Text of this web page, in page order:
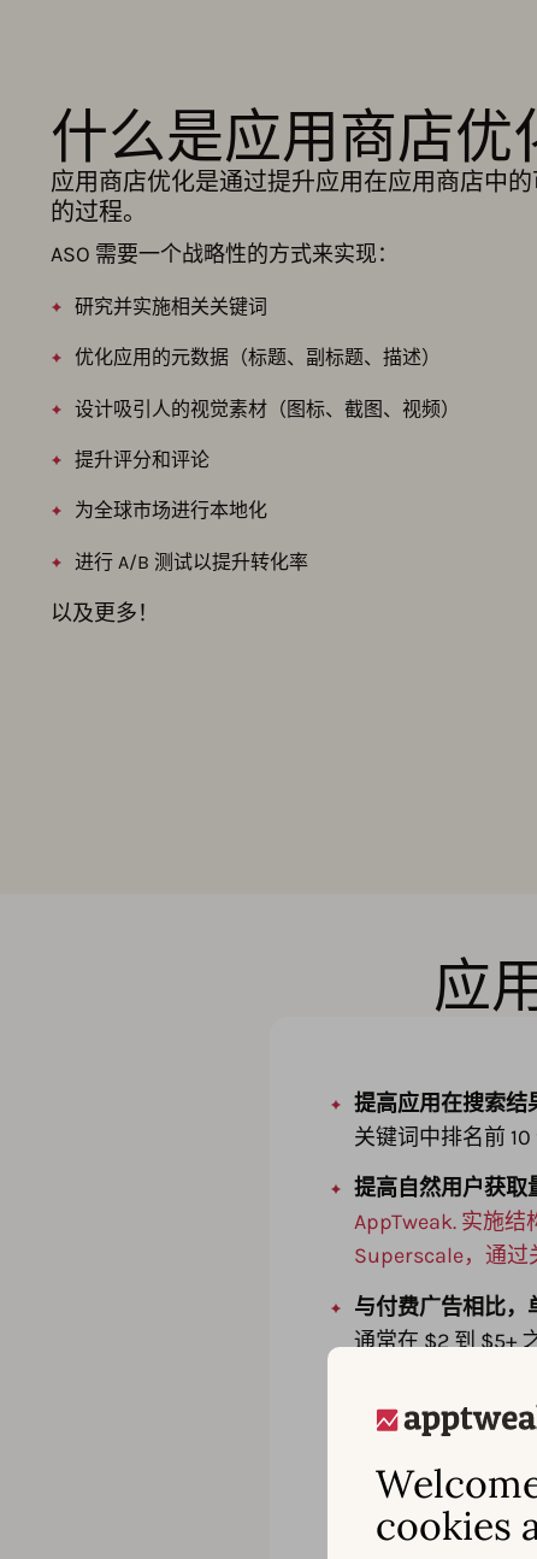
cookies
什么是应用商店优
应用商店优化是通过提升应用在应用商店中
的过程。
ASO 需要一个战略性的方式来实现：
研究并实施相关关键词
优化应用的元数据（标题、副标题、描述）
设计吸引人的视觉素材（图标、截图、视频）
提升评分和评论
为全球市场进行本地化
进行 A/B 测试以提升转化率
以及更多！
应
提高应用在搜索结
关键词中排名前
提高自然用户获取
AppTweak. 实施结
Superscale，通过
与付费广告相比，
通常在 $2 到 $5+
改善用户质量和留
提升品牌认知度和
据，App Store 上